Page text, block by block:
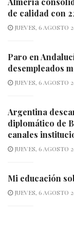
de calidad con
JUEVES, 6 AGOSTO
Paro en
desempleados
JUEVES, 6 AGOSTO
Argentina
diplomático de
canales
JUEVES, 6 AGOSTO
Mi educación
JUEVES, 6 AGOSTO